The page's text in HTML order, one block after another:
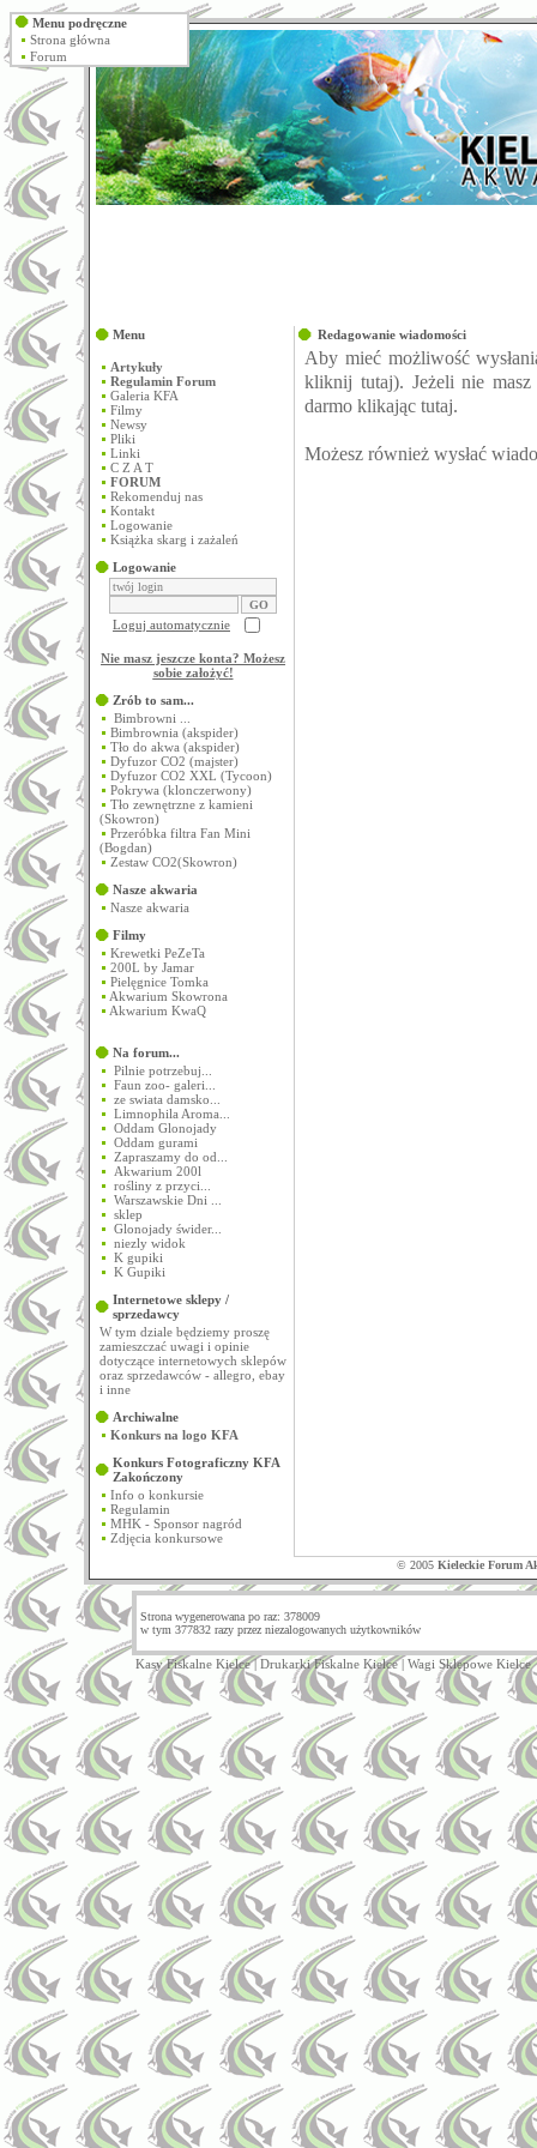
Menu
Artykuły
Regulamin Forum
Galeria KFA
Filmy
Newsy
Pliki
Linki
C Z A T
FORUM
Rekomenduj nas
Kontakt
Logowanie
Książka skarg i zażaleń
Logowanie
Loguj automatycznie
Nie masz jeszcze konta? Możesz
sobie założyć!
Zrób to sam...
Bimbrowni ...
Bimbrownia (akspider)
Tło do akwa (akspider)
Dyfuzor CO2 (majster)
Dyfuzor CO2 XXL (Tycoon)
Pokrywa (klonczerwony)
Tło zewnętrzne z kamieni
(Skowron)
Przeróbka filtra Fan Mini
(Bogdan)
Zestaw CO2(Skowron)
Nasze akwaria
Nasze akwaria
Filmy
Krewetki PeZeTa
200L by Jamar
Pielęgnice Tomka
Akwarium Skowrona
Akwarium KwaQ
Na forum...
Pilnie potrzebuj...
Faun zoo- galeri...
ze swiata damsko...
Limnophila Aroma...
Oddam Glonojady
Oddam gurami
Zapraszamy do od...
Akwarium 200l
rośliny z przyci...
Warszawskie Dni ...
sklep
Glonojady świder...
niezly widok
K gupiki
K Gupiki
Internetowe sklepy /
sprzedawcy
W tym dziale będziemy proszę
zamieszczać uwagi i opinie
dotyczące internetowych sklepów
oraz sprzedawców - allegro, ebay
i inne
Archiwalne
Konkurs na logo KFA
Konkurs Fotograficzny KFA
Zakończony
Info o konkursie
Regulamin
MHK - Sponsor nagród
Zdjęcia konkursowe
Redagowanie wiadomości
Aby mieć możliwość
kliknij tutaj). Jeżeli nie
darmo klikając tutaj.
Możesz również wysłać
© 2005 Kieleckie Forum
Strona wygenerowana po raz: 378009
w tym 377832 razy przez niezalogowanych użytkowników
Kasy Fiskalne Kielce|Drukarki Fiskalne Kielce| Wagi Sklepowe Kielce
Menu podręczne
Strona główna
Forum